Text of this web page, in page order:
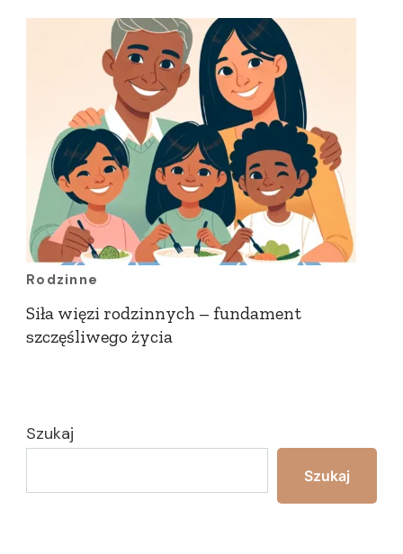
Rodzinne
Siła więzi rodzinnych – fundament
szczęśliwego życia
Szukaj
Szukaj